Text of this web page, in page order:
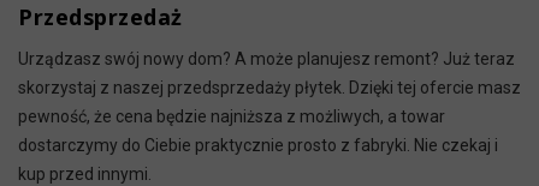
Przedsprzedaż
Urządzasz swój nowy dom? A może planujesz remont? Już teraz
skorzystaj z naszej przedsprzedaży płytek. Dzięki tej ofercie masz
pewność, że cena będzie najniższa z możliwych, a towar
dostarczymy do Ciebie praktycznie prosto z fabryki. Nie czekaj i
kup przed innymi.